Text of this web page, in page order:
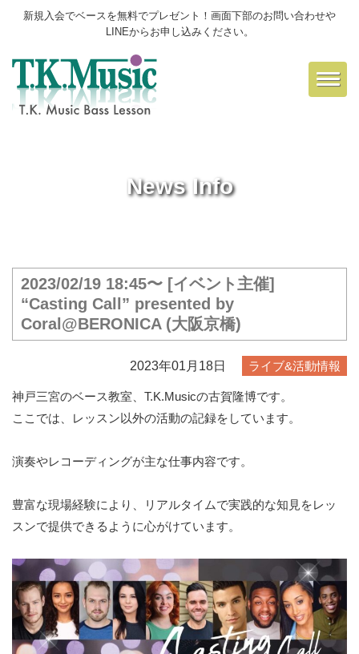
新規入会でベースを無料でプレゼント！画面下部のお問い合わせや
LINEからお申し込みください。
News Info
2023/02/19 18:45〜 [イベント主催]
“Casting Call” presented by
Coral@BERONICA (大阪京橋)
2023年01月18日 ライブ&活動情報
神戸三宮のベース教室、T.K.Musicの古賀隆博です。
ここでは、レッスン以外の活動の記録をしています。
演奏やレコーディングが主な仕事内容です。
豊富な現場経験により、リアルタイムで実践的な知見をレッ
スンで提供できるように心がけています。